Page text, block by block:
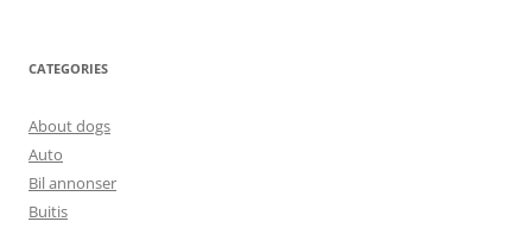
CATEGORIES
About dogs
Auto
Bil annonser
Buitis